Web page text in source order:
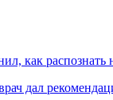
как
дал